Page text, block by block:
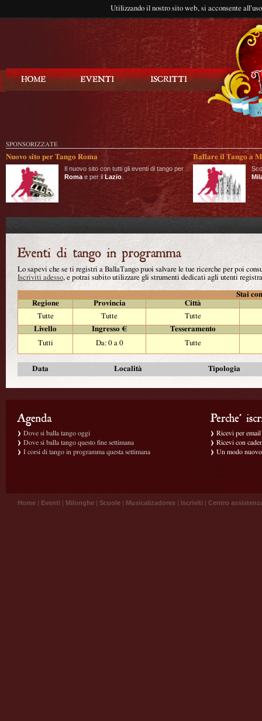
Utilizzando il nostro sito web, si acconsente
SPONSORIZZATE
Nuovo sito per Tango Roma
Il nuovo sito con tutti gli eventi di tango per
Roma e per il Lazio
Ballare il Tango a
Lo sapevi che se ti registri a BallaTango puoi salvare le tue ricerche per poi
Iscriviti adesso, e potrai subito utilizzare gli strumenti dedicati agli utenti
Stai
Regione
Provincia
Città
Tutte
Tutte
Tutte
Livello
Ingresso €
Tesseramento
Tutti
Da: 0 a 0 Tutte
Data Località Tipologia
Dove si balla tango oggi
Dove si balla tango questo fine settimana
I corsi di tango in programma questa settimana
Ricevi per
Ricevi con
Un modo
Home | Eventi | Milonghe | Scuole | Musicalizadores | Iscriviti | Centro